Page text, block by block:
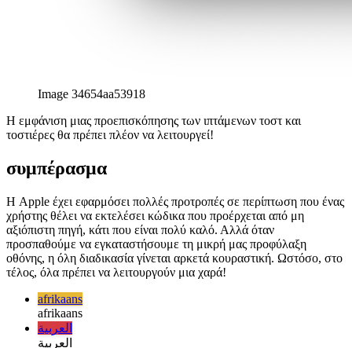
Η εμφάνιση μιας προεπισκόπησης των ιπτάμενων τοστ και
συμπέρασμα
Η Apple έχει εφαρμόσει πολλές προτροπές σε περίπτωση που ένας
χρήστης θέλει να εκτελέσει κώδικα που προέρχεται από μη
προσπαθούμε να εγκαταστήσουμε τη μικρή μας προφύλαξη
οθόνης, η όλη διαδικασία γίνεται αρκετά κουραστική. Ωστόσο, στο
τέλος, όλα πρέπει να λειτουργούν μια χαρά!